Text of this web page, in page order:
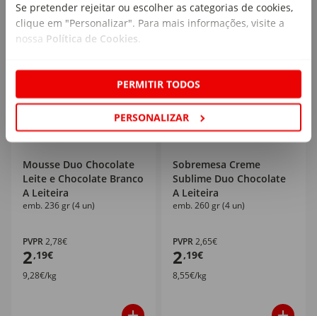
Se pretender rejeitar ou escolher as categorias de cookies,
clique em "Personalizar". Para mais informações, visite a
nossa Política de Cookies.
PERMITIR TODOS
PERSONALIZAR
Mais de
20%
Mousse Duo Chocolate
Leite e Chocolate Branco
A Leiteira
emb. 236 gr (4 un)
PVPR2,78€
2,19€
9,28€/kg
Sobremesa Creme
Sublime Duo Chocolate
A Leiteira
emb. 260 gr (4 un)
PVPR2,65€
2,19€
8,55€/kg